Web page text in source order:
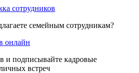
сотрудников
семейным сотрудникам?
онлайн
и подписывайте кадровые
встреч